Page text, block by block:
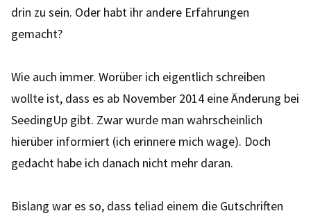
drin zu sein. Oder habt ihr andere Erfahrungen
gemacht?
Wie auch immer. Worüber ich eigentlich schreiben
wollte ist, dass es ab November 2014 eine Änderung bei
SeedingUp gibt. Zwar wurde man wahrscheinlich
hierüber informiert (ich erinnere mich wage). Doch
gedacht habe ich danach nicht mehr daran.
Bislang war es so, dass teliad einem die Gutschriften